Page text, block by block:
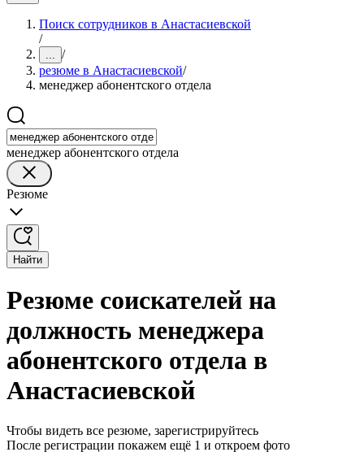
Поиск сотрудников в Анастасиевской
/
... /
резюме в Анастасиевской/
менеджер абонентского отдела
менеджер абонентского отдела
Резюме
Найти
Резюме соискателей на
должность менеджера
абонентского отдела в
Анастасиевской
Чтобы видеть все резюме, зарегистрируйтесь
После регистрации покажем ещё 1 и откроем фото